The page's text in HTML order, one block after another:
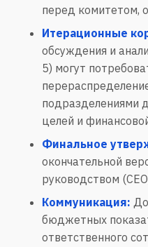
перед комитетом,
Итерационные
обсуждения и
5) могут
подразделениями
целей и
Финальное
окончательной
руководством
Коммуникация:
бюджетных
ответственного